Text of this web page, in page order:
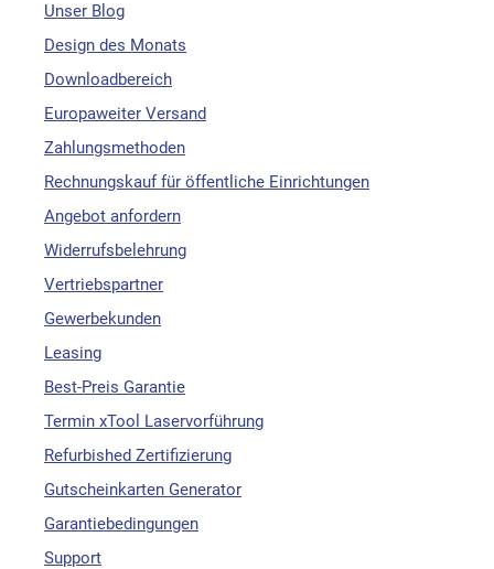
Unser Blog
Design des Monats
Downloadbereich
Europaweiter Versand
Zahlungsmethoden
Rechnungskauf für öffentliche Einrichtungen
Angebot anfordern
Widerrufsbelehrung
Vertriebspartner
Gewerbekunden
Leasing
Best-Preis Garantie
Termin xTool Laservorführung
Refurbished Zertifizierung
Gutscheinkarten Generator
Garantiebedingungen
Support